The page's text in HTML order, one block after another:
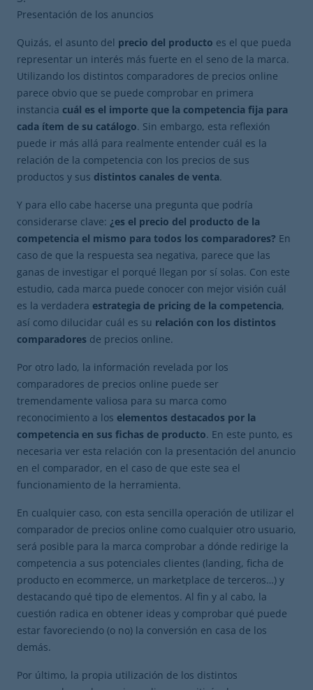
Presentación de los anuncios
Quizás, el asunto del precio del producto es el que pueda
representar un interés más fuerte en el seno de la marca.
Utilizando los distintos comparadores de precios online
parece obvio que se puede comprobar en primera
instancia cuál es el importe que la competencia fija para
cada ítem de su catálogo. Sin embargo, esta reflexión
puede ir más allá para realmente entender cuál es la
relación de la competencia con los precios de sus
productos y sus distintos canales de venta.
Y para ello cabe hacerse una pregunta que podría
considerarse clave: ¿es el precio del producto de la
competencia el mismo para todos los comparadores? En
caso de que la respuesta sea negativa, parece que las
ganas de investigar el porqué llegan por sí solas. Con este
estudio, cada marca puede conocer con mejor visión cuál
es la verdadera estrategia de pricing de la competencia,
así como dilucidar cuál es su relación con los distintos
comparadores de precios online.
Por otro lado, la información revelada por los
comparadores de precios online puede ser
tremendamente valiosa para su marca como
reconocimiento a los elementos destacados por la
competencia en sus fichas de producto. En este punto, es
necesaria ver esta relación con la presentación del anuncio
en el comparador, en el caso de que este sea el
funcionamiento de la herramienta.
En cualquier caso, con esta sencilla operación de utilizar el
comparador de precios online como cualquier otro usuario,
será posible para la marca comprobar a dónde redirige la
competencia a sus potenciales clientes (landing, ficha de
producto en ecommerce, un marketplace de terceros…) y
destacando qué tipo de elementos. Al fin y al cabo, la
cuestión radica en obtener ideas y comprobar qué puede
estar favoreciendo (o no) la conversión en casa de los
demás.
Por último, la propia utilización de los distintos